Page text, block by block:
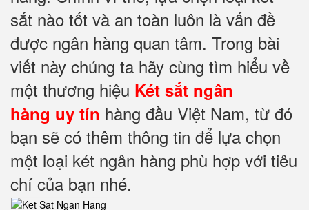
sắt nào tốt và an toàn luôn là vấn đề
được ngân hàng quan tâm. Trong bài
viết này chúng ta hãy cùng tìm hiểu về
một thương hiệu Két sắt ngân
hàng uy tín hàng đầu Việt Nam, từ đó
bạn sẽ có thêm thông tin để lựa chọn
một loại két ngân hàng phù hợp với tiêu
chí của bạn nhé.